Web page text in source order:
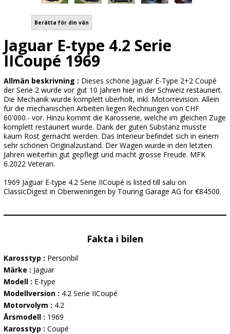
Berätta för din vän
Jaguar E-type 4.2 Serie
IICoupé 1969
Allmän beskrivning : Dieses schöne Jaguar E-Type 2+2 Coupé
der Serie 2 wurde vor gut 10 Jahren hier in der Schweiz restauriert.
Die Mechanik wurde komplett überholt, inkl. Motorrevision. Allein
für die mechanischen Arbeiten liegen Rechnungen von CHF
60'000.- vor. Hinzu kommt die Karosserie, welche im gleichen Zuge
komplett restauriert wurde. Dank der guten Substanz musste
kaum Rost gemacht werden. Das Interieur befindet sich in einem
sehr schönen Originalzustand. Der Wagen wurde in den letzten
Jahren weiterhin gut gepflegt und macht grosse Freude. MFK
6.2022 Veteran.
1969 Jaguar E-type 4.2 Serie IICoupé is listed till salu on
ClassicDigest in Oberweningen by Touring Garage AG for €84500.
Fakta i bilen
Karosstyp : Personbil
Märke : Jaguar
Modell : E-type
Modellversion : 4.2 Serie IICoupé
Motorvolym : 4.2
Årsmodell : 1969
Karosstyp : Coupé